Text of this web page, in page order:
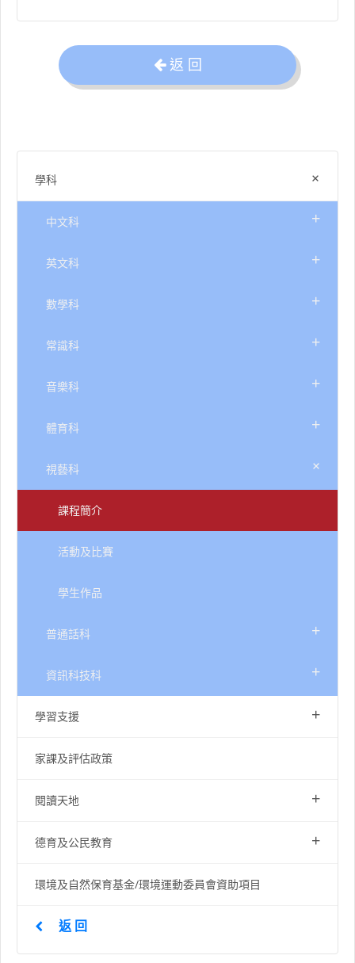
學科 +
中文科 +
英文科 +
數學科 +
常識科 +
音樂科 +
體育科 +
視藝科 +
課程簡介
活動及比賽
學生作品
普通話科 +
資訊科技科 +
學習支援 +
家課及評估政策
閱讀天地 +
德育及公民教育 +
環境及自然保育基金/環境運動委員會資助項目
返 回
返 回